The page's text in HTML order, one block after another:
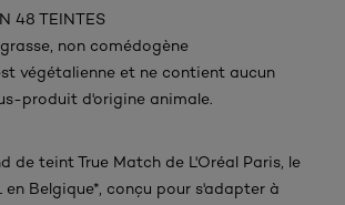
48 TEINTES​
non comédogène​
végétalienne et ne contient aucun
produit d'origine animale.​
de teint True Match de L'Oréal Paris, le
Belgique*, conçu pour s'adapter à